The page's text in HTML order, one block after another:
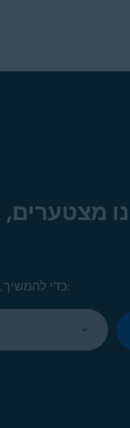
מצטערים,
כדי להמשיך, בחר למטה שפה נתמכת: